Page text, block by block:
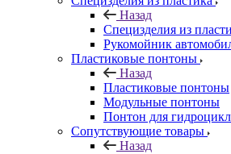
Назад
Специзделия из
Рукомойник
Пластиковые понтоны
Назад
Пластиковые понтоны
Модульные понтоны
Понтон для
Сопутствующие товары
Назад